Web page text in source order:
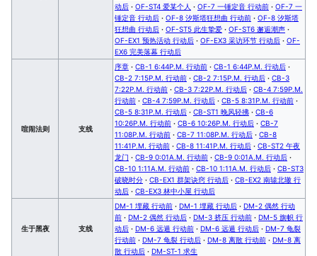
动后 · OF-ST4 爱某个人 · OF-7 一锤定音 行动前 · OF-7 一
锤定音 行动后 · OF-8 汐斯塔狂想曲 行动前 · OF-8 汐斯塔
狂想曲 行动后 · OF-ST5 此生挚爱 · OF-ST6 邂逅潮声 ·
OF-EX1 预热活动 行动后 · OF-EX3 采访环节 行动后 · OF-
EX6 完美落幕 行动后
喧闹法则 支线
序章 · CB-1 6:44P.M. 行动前 · CB-1 6:44P.M. 行动后 ·
CB-2 7:15P.M. 行动前 · CB-2 7:15P.M. 行动后 · CB-3
7:22P.M. 行动前 · CB-3 7:22P.M. 行动后 · CB-4 7:59P.M.
行动前 · CB-4 7:59P.M. 行动后 · CB-5 8:31P.M. 行动前 ·
CB-5 8:31P.M. 行动后 · CB-ST1 晚风轻拂 · CB-6
10:26P.M. 行动前 · CB-6 10:26P.M. 行动后 · CB-7
11:08P.M. 行动前 · CB-7 11:08P.M. 行动后 · CB-8
11:41P.M. 行动前 · CB-8 11:41P.M. 行动后 · CB-ST2 午夜
龙门 · CB-9 0:01A.M. 行动前 · CB-9 0:01A.M. 行动后 ·
CB-10 1:11A.M. 行动前 · CB-10 1:11A.M. 行动后 · CB-ST3
破晓时分 · CB-EX1 群架诀窍 行动后 · CB-EX2 南辕北辙 行
动后 · CB-EX3 林中小屋 行动后
生于黑夜 支线
DM-1 埋藏 行动前 · DM-1 埋藏 行动后 · DM-2 偶然 行动
前 · DM-2 偶然 行动后 · DM-3 挤压 行动前 · DM-5 旗帜 行
动后 · DM-6 远遁 行动前 · DM-6 远遁 行动后 · DM-7 龟裂
行动前 · DM-7 龟裂 行动后 · DM-8 离散 行动前 · DM-8 离
散 行动后 · DM-ST-1 求生